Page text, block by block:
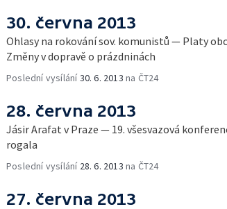
30. června 2013
Ohlasy na rokování sov. komunistů — Platy
Změny v dopravě o prázdninách
Poslední vysílání30. 6. 2013 na ČT24
28. června 2013
Jásir Arafat v Praze — 19. všesvazová
rogala
Poslední vysílání 28. 6. 2013 na ČT24
27. června 2013